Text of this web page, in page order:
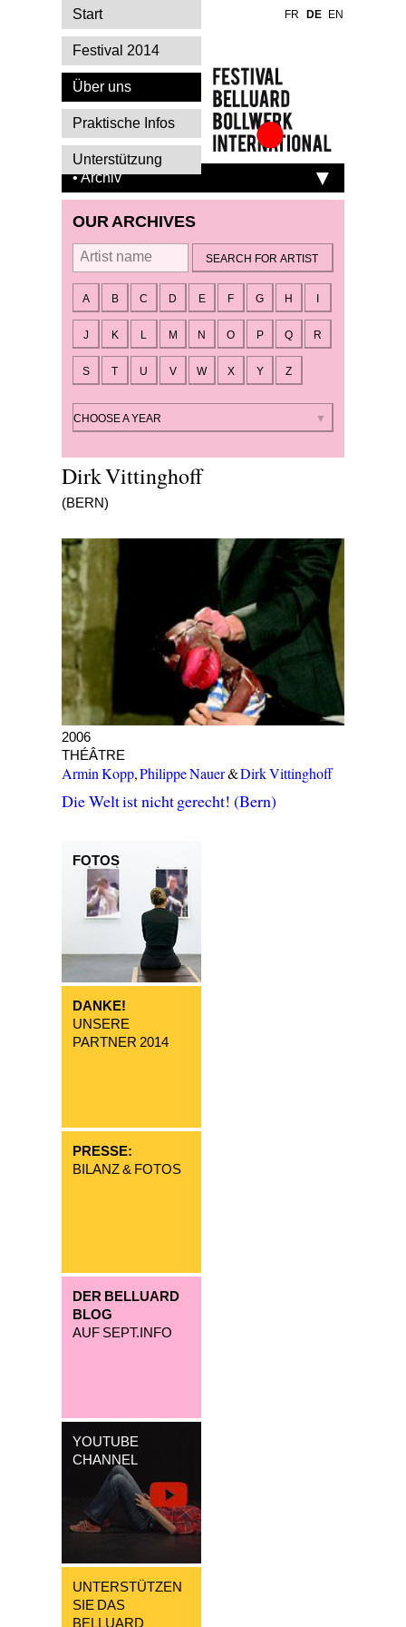
Festival Belluard
International
• Archiv
OUR ARCHIVES
A B C D E F G H
J K L M N O P Q R
S T U V W X Y Z
CHOOSE A YEAR
Dirk Vittinghoff
(BERN)
Die Welt ist nicht gerecht!
2006
THÉÂTRE
Armin Kopp,Philippe Nauer&Dirk Vittinghoff
Die Welt ist nicht gerecht! (Bern)
FOTOS
DANKE!
UNSERE
PARTNER 2014
PRESSE:
BILANZ & FOTOS
DER BELLUARD
BLOG
AUF SEPT.INFO
YOUTUBE
CHANNEL
UNTERSTÜTZEN
SIE DAS
BELLUARD
Start
Festival 2014
Über uns
Praktische Infos
Unterstützung
FR DE EN